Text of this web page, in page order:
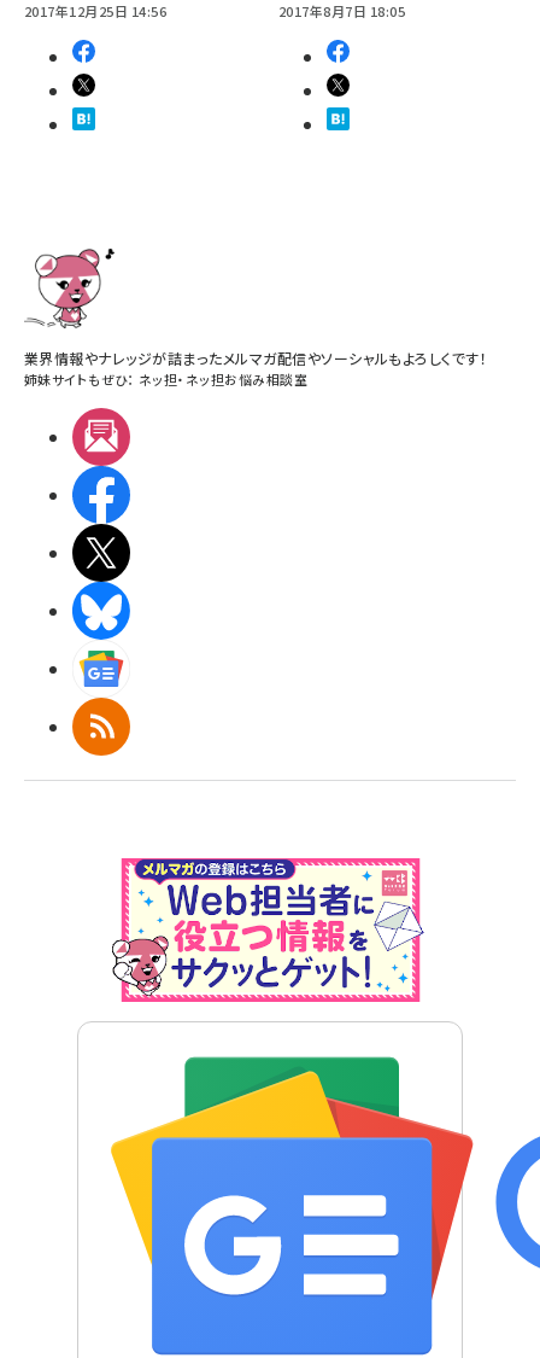
2017年12月25日 14:56 2017年8月7日 18:05
業界情報やナレッジが詰まったメルマガ配信やソーシャルもよろしくです！
姉妹サイトもぜひ： ネッ担・ ネッ担お悩み相談室
RSS